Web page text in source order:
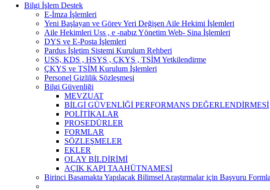
Bilgi İşlem Destek
E-İmza İşlemleri
Yeni Başlayan ve Görev Yeri Değişen Aile Hekimi İşlemleri
Aile Hekimleri Uss , e -nabız Yönetim Web- Sina İşlemleri
DYS ve E-Posta İşlemleri
Pardus İşletim Sistemi Kurulum Rehberi
USS, KDS , HSYS , ÇKYS , TSİM Yetkilendirme
ÇKYS ve TSİM Kurulum İşlemleri
Personel Gizlilik Sözleşmesi
Bilgi Güvenliği
MEVZUAT
BİLGİ GÜVENLİĞİ PERFORMANS DEĞERLENDİRMESİ
POLİTİKALAR
PROSEDÜRLER
FORMLAR
SÖZLEŞMELER
EKLER
OLAY BİLDİRİMİ
AÇIK KAPI TAAHÜTNAMESİ
Birinci Basamakta Yapılacak Bilimsel Araştırmalar için Başvuru